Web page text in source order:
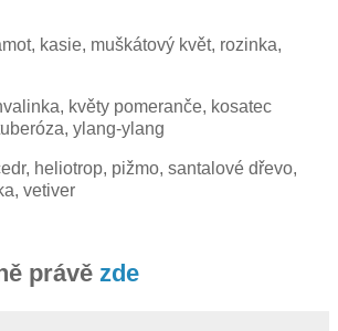
kasie, muškátový květ, rozinka,
květy pomeranče, kosatec
ylang-ylang
heliotrop, pižmo, santalové dřevo,
vetiver
právě zde